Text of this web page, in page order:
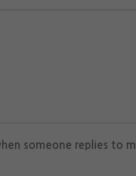
someone replies to